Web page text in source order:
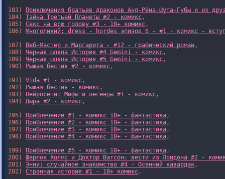
183)
Приключения братьев драконов Анд-Рёна-Шупа-Губы и их
184) Тайна Третьей Планеты #2 - комикс,
185) Секс на всю голову #3 - 18+ комикс,
186) Многоликий: dress - hordes эпизод 6 - #1 - комикс -
187)
Веб-Мастер и Маргарита - #12 - графический роман,
188) Черная шляпа История #4 Gemini - комикс,
189) Черная шляпа История #5 Gemini - комикс,
190)
Рыжая бестия #2 - комикс,
191) Vida #1 - комикс,
192)
Рыжая бестия - комикс,
193)
Нейросети: Мифы и легенды #1 - комикс,
194) Дыра #2 - комикс,
195)
ПриВлечение #1 - комикс 18+ - фантастика,
196)
ПриВлечение #2 - комикс 18+ - фантастика,
197)
ПриВлечение #3 - комикс 18+ - фантастика,
198)
ПриВлечение #4 - комикс 18+ - фантастика,
199)
ПриВлечение #5 - комикс 18+ - фантастика,
200) Шерлок Холмс и Доктор Ватсон: вести из Лондона #2 -
201) Энни: случайное знакомство #4 - Осенний кавардак,
202) Странная история #1 - 18+ комикс,